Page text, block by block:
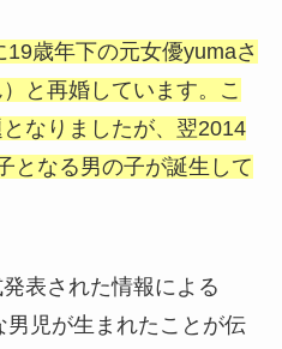
歳年下の元女優yumaさ
と再婚しています。こ
なりましたが、翌2014
となる男の子が誕生して
表された情報による
男児が生まれたことが伝